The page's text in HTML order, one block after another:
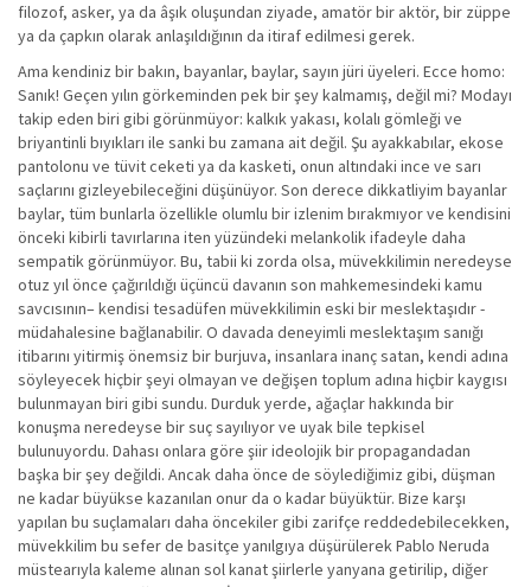
filozof, asker, ya da âşık oluşundan ziyade, amatör bir aktör, bir züppe
ya da çapkın olarak anlaşıldığının da itiraf edilmesi gerek.
Ama kendiniz bir bakın, bayanlar, baylar, sayın jüri üyeleri. Ecce homo:
Sanık! Geçen yılın görkeminden pek bir şey kalmamış, değil mi? Modayı
takip eden biri gibi görünmüyor: kalkık yakası, kolalı gömleği ve
briyantinli bıyıkları ile sanki bu zamana ait değil. Şu ayakkabılar, ekose
pantolonu ve tüvit ceketi ya da kasketi, onun altındaki ince ve sarı
saçlarını gizleyebileceğini düşünüyor. Son derece dikkatliyim bayanlar
baylar, tüm bunlarla özellikle olumlu bir izlenim bırakmıyor ve kendisini
önceki kibirli tavırlarına iten yüzündeki melankolik ifadeyle daha
sempatik görünmüyor. Bu, tabii ki zorda olsa, müvekkilimin neredeyse
otuz yıl önce çağırıldığı üçüncü davanın son mahkemesindeki kamu
savcısının– kendisi tesadüfen müvekkilimin eski bir meslektaşıdır -
müdahalesine bağlanabilir. O davada deneyimli meslektaşım sanığı
itibarını yitirmiş önemsiz bir burjuva, insanlara inanç satan, kendi adına
söyleyecek hiçbir şeyi olmayan ve değişen toplum adına hiçbir kaygısı
bulunmayan biri gibi sundu. Durduk yerde, ağaçlar hakkında bir
konuşma neredeyse bir suç sayılıyor ve uyak bile tepkisel
bulunuyordu. Dahası onlara göre şiir ideolojik bir propagandadan
başka bir şey değildi. Ancak daha önce de söylediğimiz gibi, düşman
ne kadar büyükse kazanılan onur da o kadar büyüktür. Bize karşı
yapılan bu suçlamaları daha öncekiler gibi zarifçe reddedebilecekken,
müvekkilim bu sefer de basitçe yanılgıya düşürülerek Pablo Neruda
müstearıyla kaleme alınan sol kanat şiirlerle yanyana getirilip, diğer